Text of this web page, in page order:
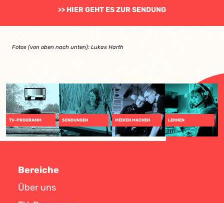
>> HIER GEHT ES ZUR SENDUNG
Fotos (von oben nach unten): Lukas Harth
TV-PROGRAMM SENDUNGEN MEDIEN MACHEN LERNEN
Bereiche
Über uns